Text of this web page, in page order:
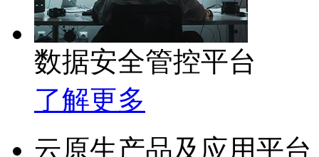
数据安全管控平台
了解更多
云原生产品及应用平台